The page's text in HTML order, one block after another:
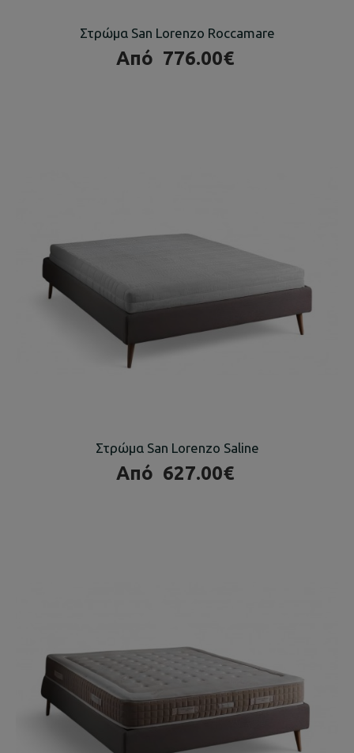
Στρώμα San Lorenzo Roccamare
Από 776.00€
Στρώμα San Lorenzo Saline
Από 627.00€